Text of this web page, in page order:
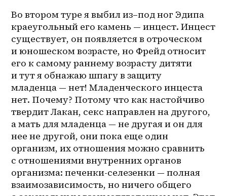
Во втором туре я выбил из–под ног Эдипа
краеугольный его камень — инцест. Инцест
существует, он появляется в отроческом
и юношеском возрасте, но Фрейд относит
его к самому раннему возрасту дитяти
и тут я обнажаю шпагу в защиту
младенца — нет! Младенческого инцеста
нет. Почему? Потому что как настойчиво
твердит Лакан, секс направлен на другого,
а мать для младенца — не другая и он для
нее не другой, они пока еще один
организм, их отношения можно сравнить
с отношениями внутренних органов
организма: печенки-селезенки — полная
взаимозависимость, но ничего общего